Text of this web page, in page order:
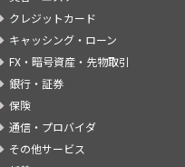
クレジットカード
キャッシング・ローン
FX・暗号資産・先物取引
銀行・証券
保険
通信・プロバイダ
その他サービス